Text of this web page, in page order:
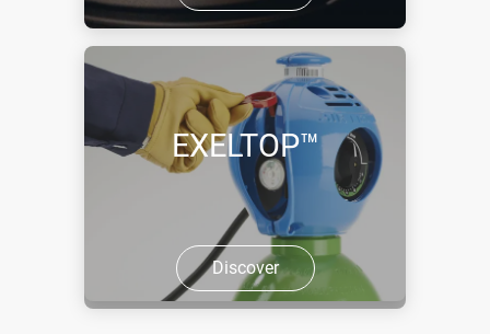
EXELTOP™
Discover